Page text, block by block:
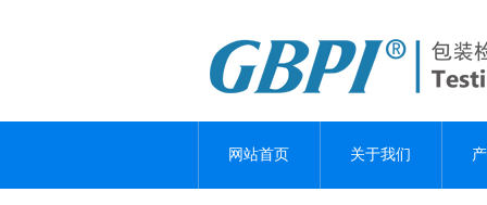
网站首页 关于我们